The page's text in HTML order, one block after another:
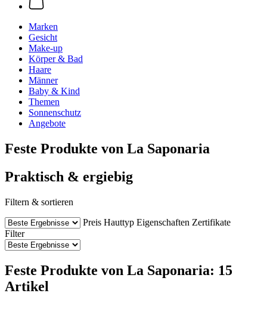
Marken
Gesicht
Make-up
Körper & Bad
Haare
Männer
Baby & Kind
Themen
Sonnenschutz
Angebote
Feste Produkte von La Saponaria
Praktisch & ergiebig
Filtern & sortieren
Preis Hauttyp Eigenschaften Zertifikate
Filter
Feste Produkte von La Saponaria: 15
Artikel